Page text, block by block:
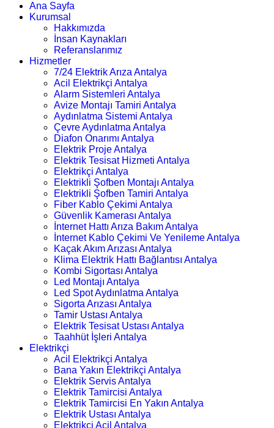
Ana Sayfa
Kurumsal
Hakkımızda
İnsan Kaynakları
Referanslarımız
Hizmetler
7/24 Elektrik Arıza Antalya
Acil Elektrikçi Antalya
Alarm Sistemleri Antalya
Avize Montajı Tamiri Antalya
Aydınlatma Sistemi Antalya
Çevre Aydınlatma Antalya
Diafon Onarımı Antalya
Elektrik Proje Antalya
Elektrik Tesisat Hizmeti Antalya
Elektrikçi Antalya
Elektrikli Şofben Montajı Antalya
Elektrikli Şofben Tamiri Antalya
Fiber Kablo Çekimi Antalya
Güvenlik Kamerası Antalya
İnternet Hattı Arıza Bakım Antalya
İnternet Kablo Çekimi Ve Yenileme Antalya
Kaçak Akım Arızası Antalya
Klima Elektrik Hattı Bağlantısı Antalya
Kombi Sigortası Antalya
Led Montajı Antalya
Led Spot Aydınlatma Antalya
Sigorta Arızası Antalya
Tamir Ustası Antalya
Elektrik Tesisat Ustası Antalya
Taahhüt İşleri Antalya
Elektrikçi
Acil Elektrikçi Antalya
Bana Yakın Elektrikçi Antalya
Elektrik Servis Antalya
Elektrik Tamircisi Antalya
Elektrik Tamircisi En Yakın Antalya
Elektrik Ustası Antalya
Elektrikçi Acil Antalya